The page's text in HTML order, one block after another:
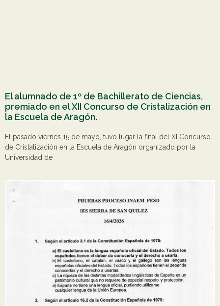
El alumnado de 1º de Bachillerato de Ciencias,
premiado en el XII Concurso de Cristalización en
la Escuela de Aragón.
El pasado viernes 15 de mayo, tuvo lugar la final del XI Concurso
de Cristalización en la Escuela de Aragón organizado por la
Universidad de